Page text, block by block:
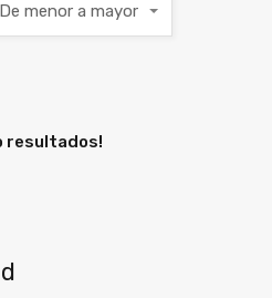
menor a mayor
resultados!